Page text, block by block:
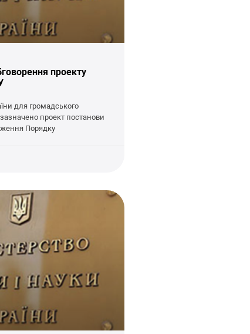
проекту
для громадського
проект постанови
Порядку